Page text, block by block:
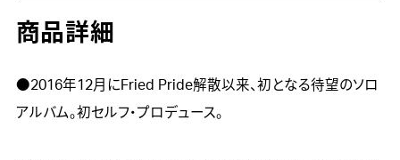
商品詳細
●2016年12月にFried Pride解散以来、初となる待望のソロ
アルバム。初セルフ・プロデュース。